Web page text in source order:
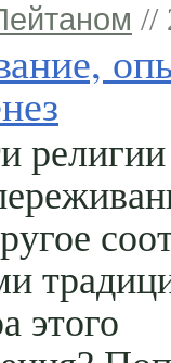
//
этого